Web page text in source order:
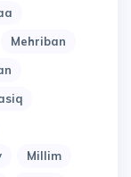
Mehriban
Millim